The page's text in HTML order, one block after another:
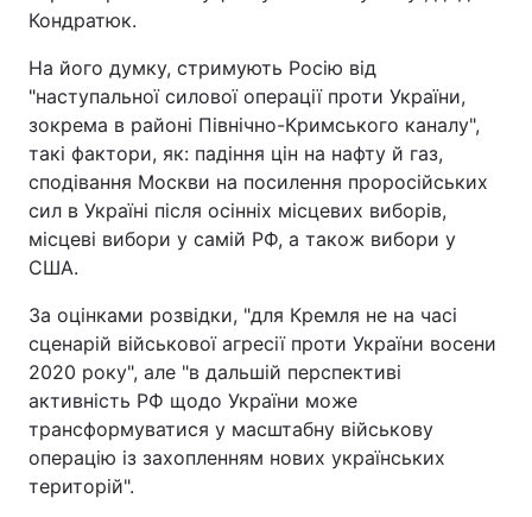
Кондратюк.
На його думку, стримують Росію від
"наступальної силової операції проти України,
зокрема в районі Північно-Кримського каналу",
такі фактори, як: падіння цін на нафту й газ,
сподівання Москви на посилення проросійських
сил в Україні після осінніх місцевих виборів,
місцеві вибори у самій РФ, а також вибори у
США.
За оцінками розвідки, "для Кремля не на часі
сценарій військової агресії проти України восени
2020 року", але "в дальшій перспективі
активність РФ щодо України може
трансформуватися у масштабну військову
операцію із захопленням нових українських
територій".